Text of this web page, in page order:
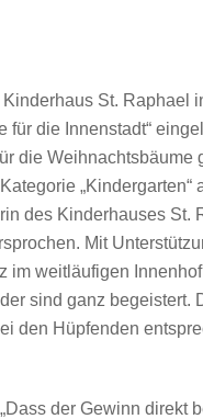
St. Raphael
die Innenstadt“
die
„Kindergarten“
des Kinderhauses St.
Mit
weitläufigen
sind ganz begeistert.
den Hüpfenden
der Gewinn direkt